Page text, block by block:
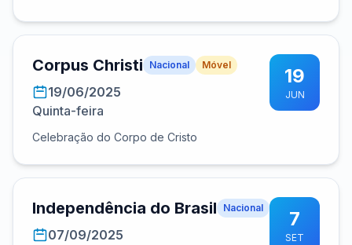
Corpus Christi Nacional Móvel
19/06/2025
Quinta-feira
Celebração do Corpo de Cristo
19
JUN
Independência do Brasil Nacional
07/09/2025
7
SET